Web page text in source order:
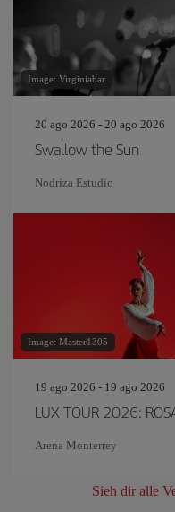
Image: Virginiabar
20 ago 2026 - 20 ago 2026
Swallow the Sun
Nodriza Estudio
Image: Master1305
19 ago 2026 - 19 ago 2026
LUX TOUR 2026:
Arena Monterrey
Sieh dir alle